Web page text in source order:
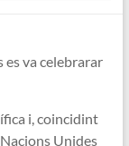
es va celebrarar
i, coincidint
Unides